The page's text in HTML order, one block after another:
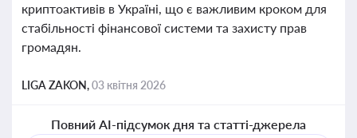
криптоактивів в Україні, що є важливим кроком для
стабільності фінансової системи та захисту прав
громадян.
LIGA ZAKON,03 квітня 2026
Повний AI-підсумок дня та статті-джерела